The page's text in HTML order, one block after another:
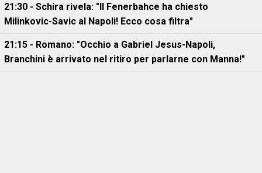
21:30 - Schira rivela: "Il Fenerbahce ha chiesto
Milinkovic-Savic al Napoli! Ecco cosa filtra"
21:15 - Romano: "Occhio a Gabriel Jesus-Napoli,
Branchini è arrivato nel ritiro per parlarne con Manna!"